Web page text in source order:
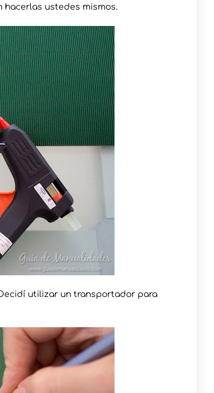
ustedes mismos.
utilizar un transportador para